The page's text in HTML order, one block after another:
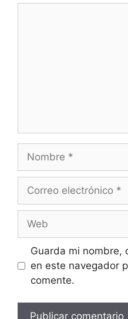
electrónico
Guarda mi nombre,
en este navegador
comente.